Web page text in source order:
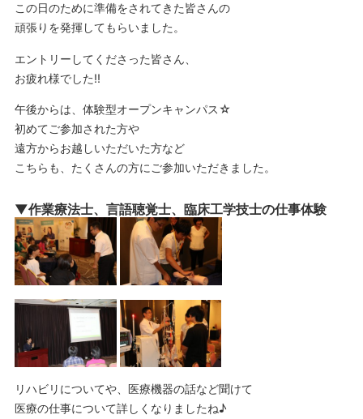
この日のために準備をされてきた皆さんの
頑張りを発揮してもらいました。
エントリーしてくださった皆さん、
お疲れ様でした!!
午後からは、体験型オープンキャンパス☆
初めてご参加された方や
遠方からお越しいただいた方など
こちらも、たくさんの方にご参加いただきました。
▼作業療法士、言語聴覚士、臨床工学技士の仕事体験
リハビリについてや、医療機器の話など聞けて
医療の仕事について詳しくなりましたね♪